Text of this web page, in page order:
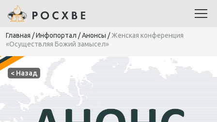
Главная /Инфопортал /Анонсы /Женская конференция
«Осуществляя Божий замысел»
< Назад